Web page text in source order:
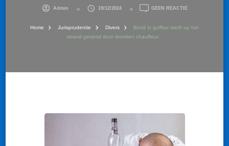
Admin 19/12/2024 GEEN REACTIEOP
GOLFKAR
Home Jurisprudentie Divers
Bruid in golfkar sterft op het
strand geramd door dronken chauffeur.